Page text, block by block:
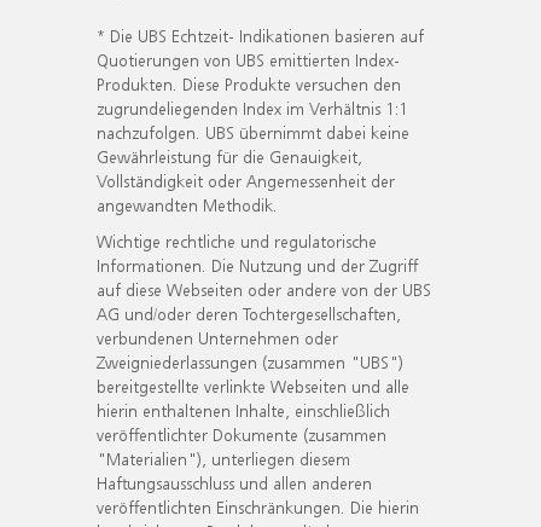
* Die UBS Echtzeit- Indikationen basieren auf
Quotierungen von UBS emittierten Index-
Produkten. Diese Produkte versuchen den
zugrundeliegenden Index im Verhältnis 1:1
nachzufolgen. UBS übernimmt dabei keine
Gewährleistung für die Genauigkeit,
Vollständigkeit oder Angemessenheit der
angewandten Methodik.
Wichtige rechtliche und regulatorische
Informationen. Die Nutzung und der Zugriff
auf diese Webseiten oder andere von der UBS
AG und/oder deren Tochtergesellschaften,
verbundenen Unternehmen oder
Zweigniederlassungen (zusammen "UBS")
bereitgestellte verlinkte Webseiten und alle
hierin enthaltenen Inhalte, einschließlich
veröffentlichter Dokumente (zusammen
"Materialien"), unterliegen diesem
Haftungsausschluss und allen anderen
veröffentlichten Einschränkungen. Die hierin